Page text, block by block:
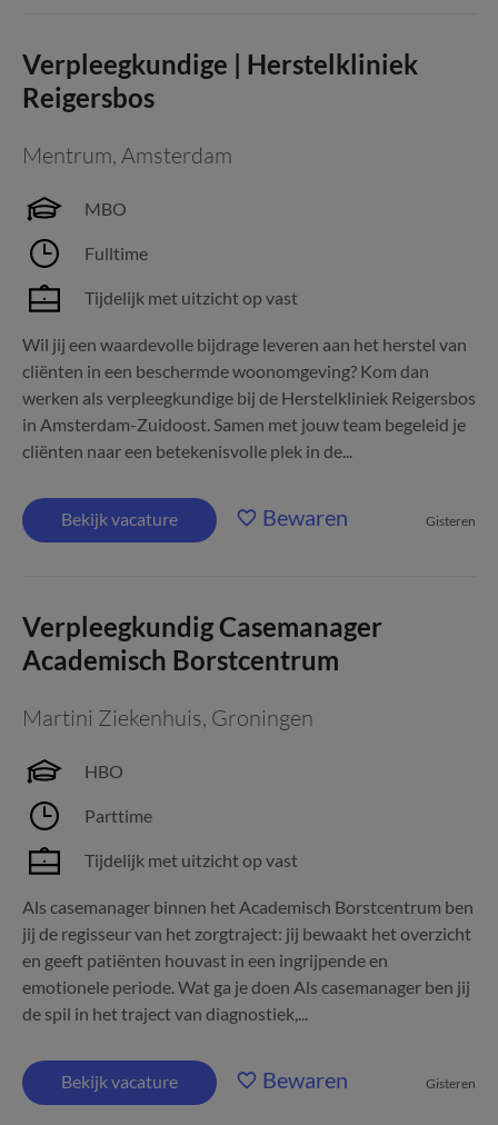
Verpleegkundige | Herstelkliniek
Reigersbos
Mentrum, Amsterdam
MBO
Fulltime
Tijdelijk met uitzicht op vast
Wil jij een waardevolle bijdrage leveren aan het herstel van
cliënten in een beschermde woonomgeving? Kom dan
werken als verpleegkundige bij de Herstelkliniek Reigersbos
in Amsterdam-Zuidoost. Samen met jouw team begeleid je
cliënten naar een betekenisvolle plek in de...
Bekijk vacature Bewaren Gisteren
Verpleegkundig Casemanager
Academisch Borstcentrum
Martini Ziekenhuis, Groningen
HBO
Parttime
Tijdelijk met uitzicht op vast
Als casemanager binnen het Academisch Borstcentrum ben
jij de regisseur van het zorgtraject: jij bewaakt het overzicht
en geeft patiënten houvast in een ingrijpende en
emotionele periode. Wat ga je doen Als casemanager ben jij
de spil in het traject van diagnostiek,...
Bekijk vacature Bewaren Gisteren